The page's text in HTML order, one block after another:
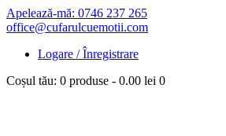
Apelează-mă: 0746 237 265
office@cufarulcuemotii.com
Logare / Înregistrare
Coșul tău: 0 produse - 0.00 lei 0